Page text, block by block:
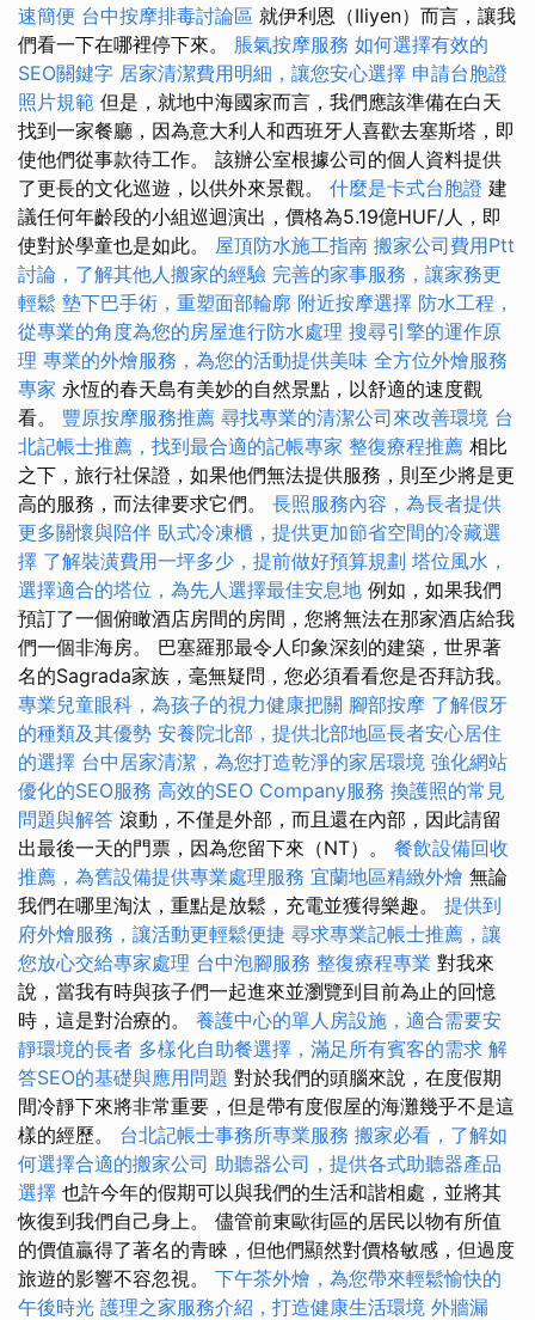
速簡便 台中按摩排毒討論區 就伊利恩（Iliyen）而言，讓我
們看一下在哪裡停下來。 脹氣按摩服務 如何選擇有效的
SEO關鍵字 居家清潔費用明細，讓您安心選擇 申請台胞證
照片規範 但是，就地中海國家而言，我們應該準備在白天
找到一家餐廳，因為意大利人和西班牙人喜歡去塞斯塔，即
使他們從事款待工作。 該辦公室根據公司的個人資料提供
了更長的文化巡遊，以供外來景觀。 什麼是卡式台胞證 建
議任何年齡段的小組巡迴演出，價格為5.19億HUF/人，即
使對於學童也是如此。 屋頂防水施工指南 搬家公司費用Ptt
討論，了解其他人搬家的經驗 完善的家事服務，讓家務更
輕鬆 墊下巴手術，重塑面部輪廓 附近按摩選擇 防水工程，
從專業的角度為您的房屋進行防水處理 搜尋引擎的運作原
理 專業的外燴服務，為您的活動提供美味 全方位外燴服務
專家 永恆的春天島有美妙的自然景點，以​​舒適的速度觀
看。 豐原按摩服務推薦 尋找專業的清潔公司來改善環境 台
北記帳士推薦，找到最合適的記帳專家 整復療程推薦 相比
之下，旅行社保證，如果他們無法提供服務，則至少將是更
高的服務，而法律要求它們。 長照服務內容，為長者提供
更多關懷與陪伴 臥式冷凍櫃，提供更加節省空間的冷藏選
擇 了解裝潢費用一坪多少，提前做好預算規劃 塔位風水，
選擇適合的塔位，為先人選擇最佳安息地 例如，如果我們
預訂了一個俯瞰酒店房間的房間，您將無法在那家酒店給我
們一個非海房。 巴塞羅那最令人印象深刻的建築，世界著
名的Sagrada家族，毫無疑問，您必須看看您是否拜訪我。
專業兒童眼科，為孩子的視力健康把關 腳部按摩 了解假牙
的種類及其優勢 安養院北部，提供北部地區長者安心居住
的選擇 台中居家清潔，為您打造乾淨的家居環境 強化網站
優化的SEO服務 高效的SEO Company服務 換護照的常見
問題與解答 滾動，不僅是外部，而且還在內部，因此請留
出最後一天的門票，因為您留下來（NT）。 餐飲設備回收
推薦，為舊設備提供專業處理服務 宜蘭地區精緻外燴 無論
我們在哪里淘汰，重點是放鬆，充電並獲得樂趣。 提供到
府外燴服務，讓活動更輕鬆便捷 尋求專業記帳士推薦，讓
您放心交給專家處理 台中泡腳服務 整復療程專業 對我來
說，當我有時與孩子們一起進來並瀏覽到目前為止的回憶
時，這是對治療的。 養護中心的單人房設施，適合需要安
靜環境的長者 多樣化自助餐選擇，滿足所有賓客的需求 解
答SEO的基礎與應用問題 對於我們的頭腦來說，在度假期
間冷靜下來將非常重要，但是帶有度假屋的海灘幾乎不是這
樣的經歷。 台北記帳士事務所專業服務 搬家必看，了解如
何選擇合適的搬家公司 助聽器公司，提供各式助聽器產品
選擇 也許今年的假期可以與我們的生活和諧相處，並將其
恢復到我們自己身上。 儘管前東歐街區的居民以物有所值
的價值贏得了著名的青睞，但他們顯然對價格敏感，但過度
旅遊的影響不容忽視。 下午茶外燴，為您帶來輕鬆愉快的
午後時光 護理之家服務介紹，打造健康生活環境 外牆漏